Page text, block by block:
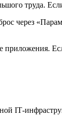
труда.
через